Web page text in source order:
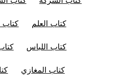
كتاب العلم كتاب
كتاب اللباس
كتاب المغازي